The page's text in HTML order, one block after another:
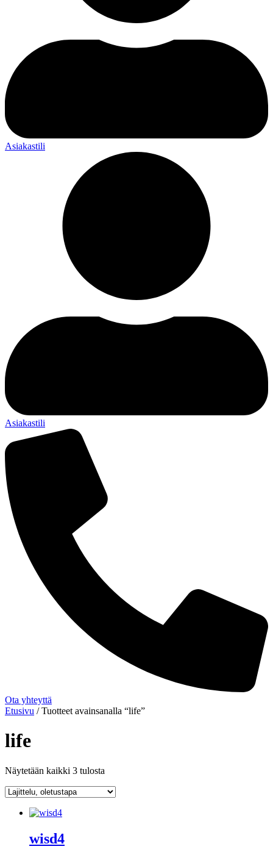
Asiakastili
Asiakastili
Ota yhteyttä
Etusivu / Tuotteet avainsanalla “life”
life
Näytetään kaikki 3 tulosta
wisd4